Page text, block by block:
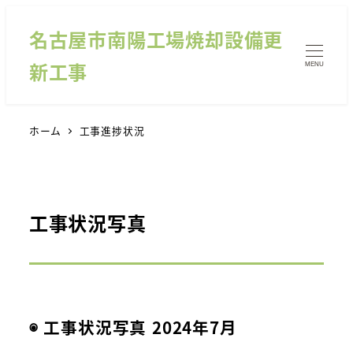
名古屋市南陽工場焼却設備更
新工事
MENU
ホーム 工事進捗状況
工事状況写真
◉ 工事状況写真 2024年7月